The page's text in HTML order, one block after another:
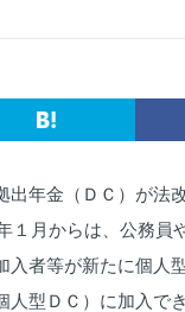
出年金（ＤＣ）が法
１月からは、公務員
入者等が新たに個人
人型ＤＣ）に加入で